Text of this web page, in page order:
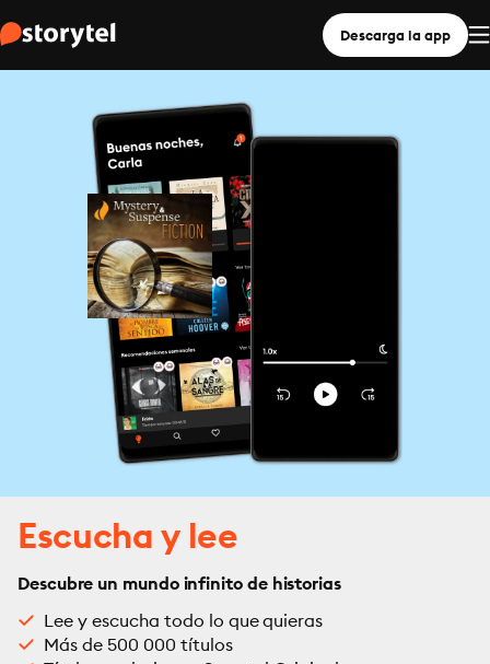
Descarga la app
Escucha y lee
Descubre un mundo infinito de historias
Lee y escucha todo lo que quieras
Más de 500 000 títulos